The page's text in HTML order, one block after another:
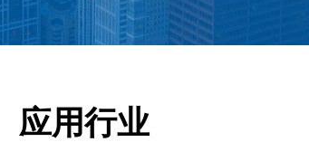
应用行业